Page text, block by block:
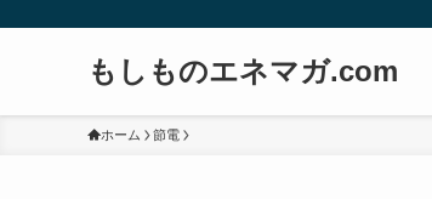
もしものエネマガ.com
ホーム 節電